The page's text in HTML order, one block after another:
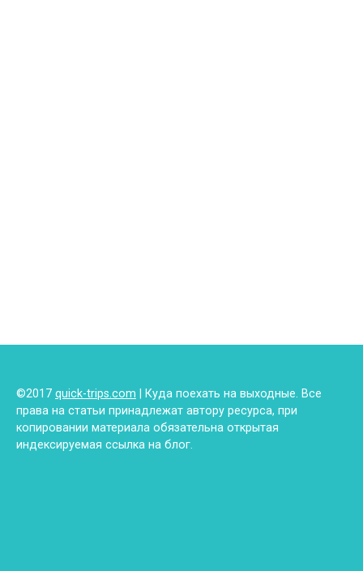
©2017 quick-trips.com | Куда поехать на выходные. Все
права на статьи принадлежат автору ресурса, при
копировании материала обязательна открытая
индексируемая ссылка на блог.